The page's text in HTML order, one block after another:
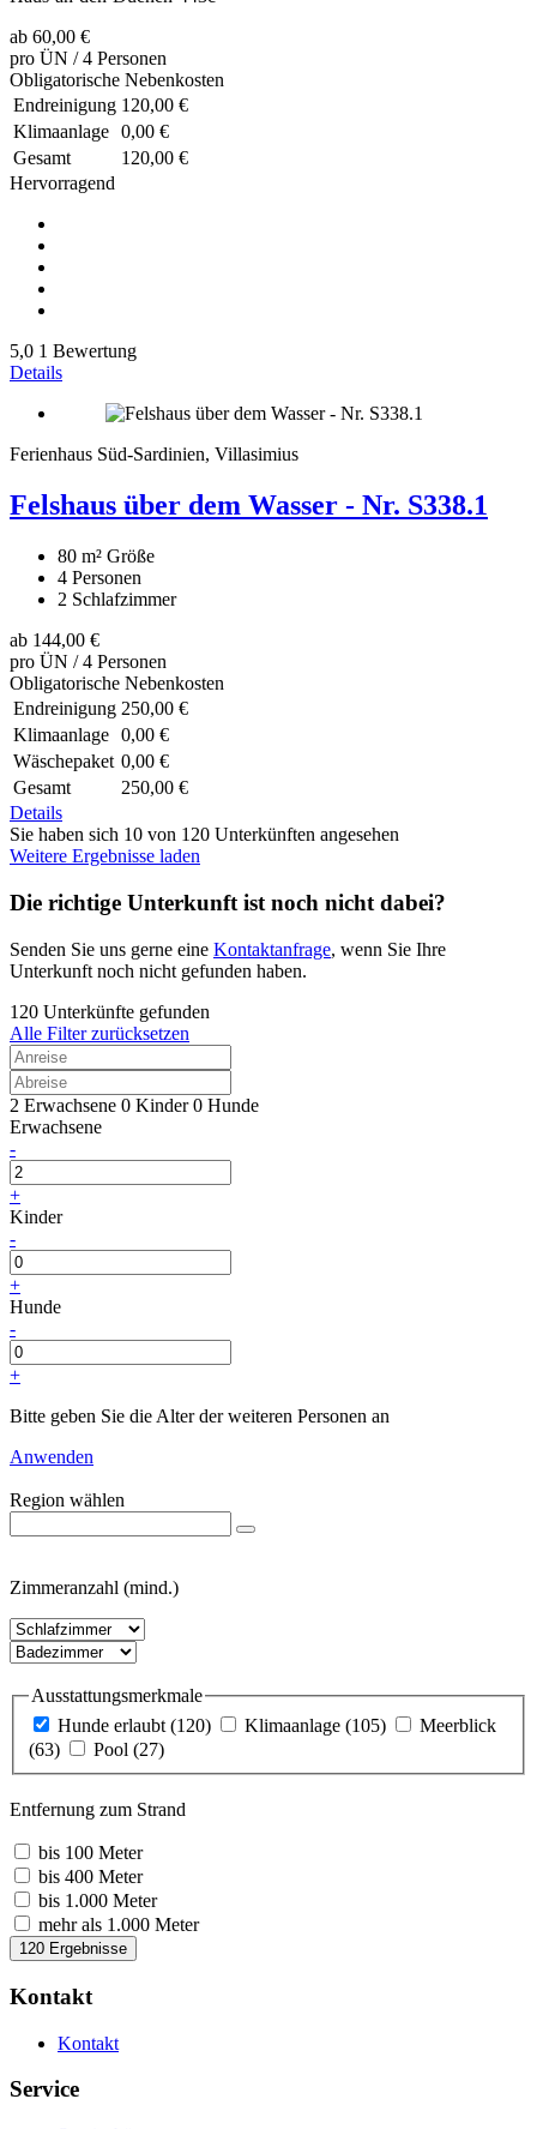
ab 60,00 €
pro ÜN / 4 Personen
Obligatorische Nebenkosten
Endreinigung 120,00 €
Klimaanlage 0,00 €
Gesamt
120,00 €
Hervorragend
5,0 1 Bewertung
Details
Ferienhaus Süd-Sardinien, Villasimius
Felshaus über dem Wasser - Nr. S338.1
80 m² Größe
4 Personen
2 Schlafzimmer
ab 144,00 €
pro ÜN / 4 Personen
Obligatorische Nebenkosten
Endreinigung 250,00 €
Klimaanlage 0,00 €
Wäschepaket 0,00 €
Gesamt
250,00 €
Details
Sie haben sich 10 von 120 Unterkünften angesehen
Weitere Ergebnisse laden
Die richtige Unterkunft ist noch nicht dabei?
Senden Sie uns gerne eine Kontaktanfrage, wenn Sie Ihre
Unterkunft noch nicht gefunden haben.
120 Unterkünfte gefunden
Alle Filter zurücksetzen
2 Erwachsene 0 Kinder 0 Hunde
Erwachsene
-
+
Kinder
-
+
Hunde
-
+
Bitte geben Sie die Alter der weiteren Personen an
Anwenden
Region wählen
Zimmeranzahl (mind.)
Ausstattungsmerkmale
Hunde erlaubt (120) Klimaanlage (105)
Meerblick
(63)
Pool (27)
Entfernung zum Strand
bis 100 Meter
bis 400 Meter
bis 1.000 Meter
mehr als 1.000 Meter
120 Ergebnisse
Kontakt
Kontakt
Service